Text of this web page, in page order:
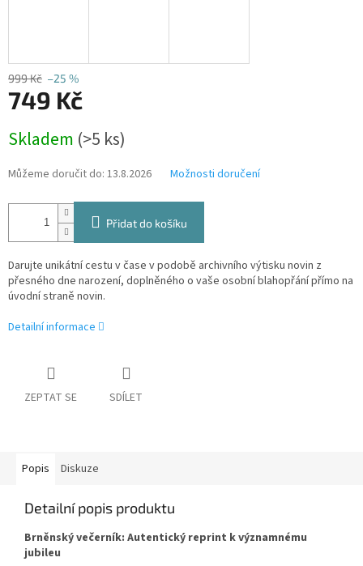
999 Kč –25 %
749 Kč
cena:
Skladem (>5 ks)
Můžeme doručit do: 13.8.2026 Možnosti doručení
Přidat do košíku
Darujte unikátní cestu v čase v podobě archivního výtisku novin z
přesného dne narození, doplněného o vaše osobní blahopřání přímo na
úvodní straně novin.
Detailní informace
ZEPTAT SE SDÍLET
Popis Diskuze
Detailní popis produktu
Brněnský večerník: Autentický reprint k významnému
jubileu